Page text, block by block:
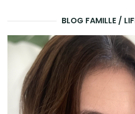
BLOG FAMILLE /